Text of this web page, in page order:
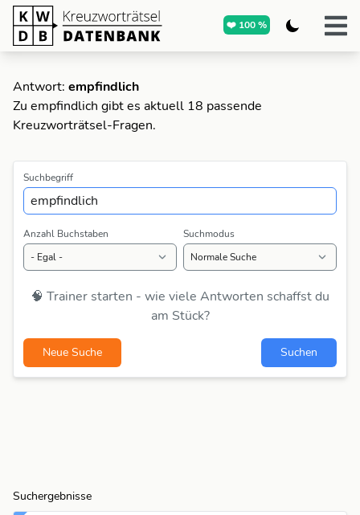
❤️ 100 %
Antwort: empfindlich
Zu empfindlich gibt es aktuell 18 passende
Kreuzworträtsel-Fragen.
Suchbegriff
Anzahl Buchstaben Suchmodus
🧠 Trainer starten - wie viele Antworten schaffst du
am Stück?
Neue Suche Suchen
Suchergebnisse